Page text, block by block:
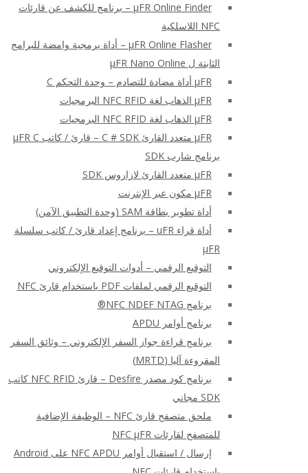
μFR Online Finder – برنامج للكشف عن قارئات
NFC اللاسلكية
μFR Online Flasher – أداة برمجية وامضة للبرامج
الثابتة ل μFR Nano Online
μFR أداة مضادة للتصادم – وحدة التحكم C
μFR الذهاب لغة NFC RFID البرمجيات
μFR الذهاب لغة NFC RFID البرمجيات
μFR متعدد القارئ C # SDK – قارئ / كاتب μFR C
برنامج شارب SDK
μFR متعدد القارئ لازاروس SDK
μFR مكون عبر الإنترنت
أداة تطوير بطاقة SAM (وحدة التطبيق الآمن)
أداة قراء uFR – برنامج إعداد قارئ / كاتب سلسلة
μFR
التوقيع الرقمي – أدوات التوقيع الإلكتروني
التوقيع الرقمي لملفات PDF باستخدام قارئ NFC
برنامج NFC NDEF NTAG®
برنامج أوامر APDU
برنامج قراءة جواز السفر الإلكتروني – وثائق السفر
المقروءة آليا (MRTD)
برنامج كود مصدر Desfire – قارئ NFC RFID كاتب
SDK مجاني
ملحق متصفح قارئ NFC – الوظيفة الإضافية
للمتصفح لقارئات NFC μFR
إرسال / استقبال أوامر NFC APDU على Android